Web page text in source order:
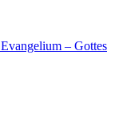
Evangelium – Gottes